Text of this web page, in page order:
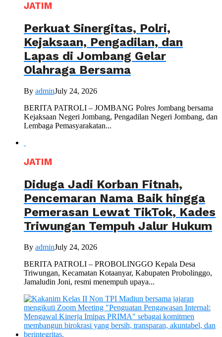
JATIM
Perkuat Sinergitas, Polri,
Kejaksaan, Pengadilan, dan
Lapas di Jombang Gelar
Olahraga Bersama
By adminJuly 24, 2026
BERITA PATROLI – JOMBANG Polres Jombang bersama
Kejaksaan Negeri Jombang, Pengadilan Negeri Jombang, dan
Lembaga Pemasyarakatan...
JATIM
Diduga Jadi Korban Fitnah,
Pencemaran Nama Baik hingga
Pemerasan Lewat TikTok, Kades
Triwungan Tempuh Jalur Hukum
By adminJuly 24, 2026
BERITA PATROLI – PROBOLINGGO Kepala Desa
Triwungan, Kecamatan Kotaanyar, Kabupaten Probolinggo,
Jamaludin Joni, resmi menempuh upaya...